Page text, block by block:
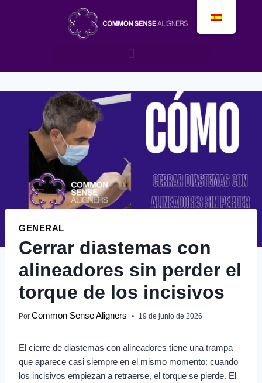
GENERAL
Cerrar diastemas con
alineadores sin perder el
torque de los incisivos
Por Common Sense Aligners 19 de junio de 2026
El cierre de diastemas con alineadores tiene una trampa
que aparece casi siempre en el mismo momento: cuando
los incisivos empiezan a retraerse, el torque se pierde. El